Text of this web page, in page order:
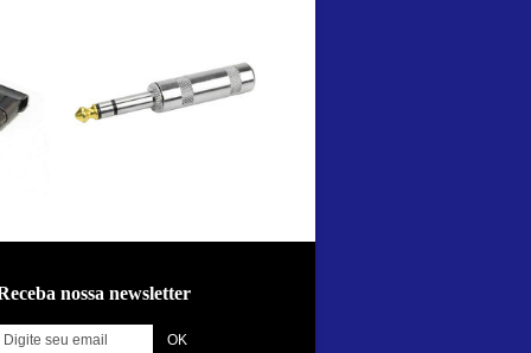
nossa newsletter